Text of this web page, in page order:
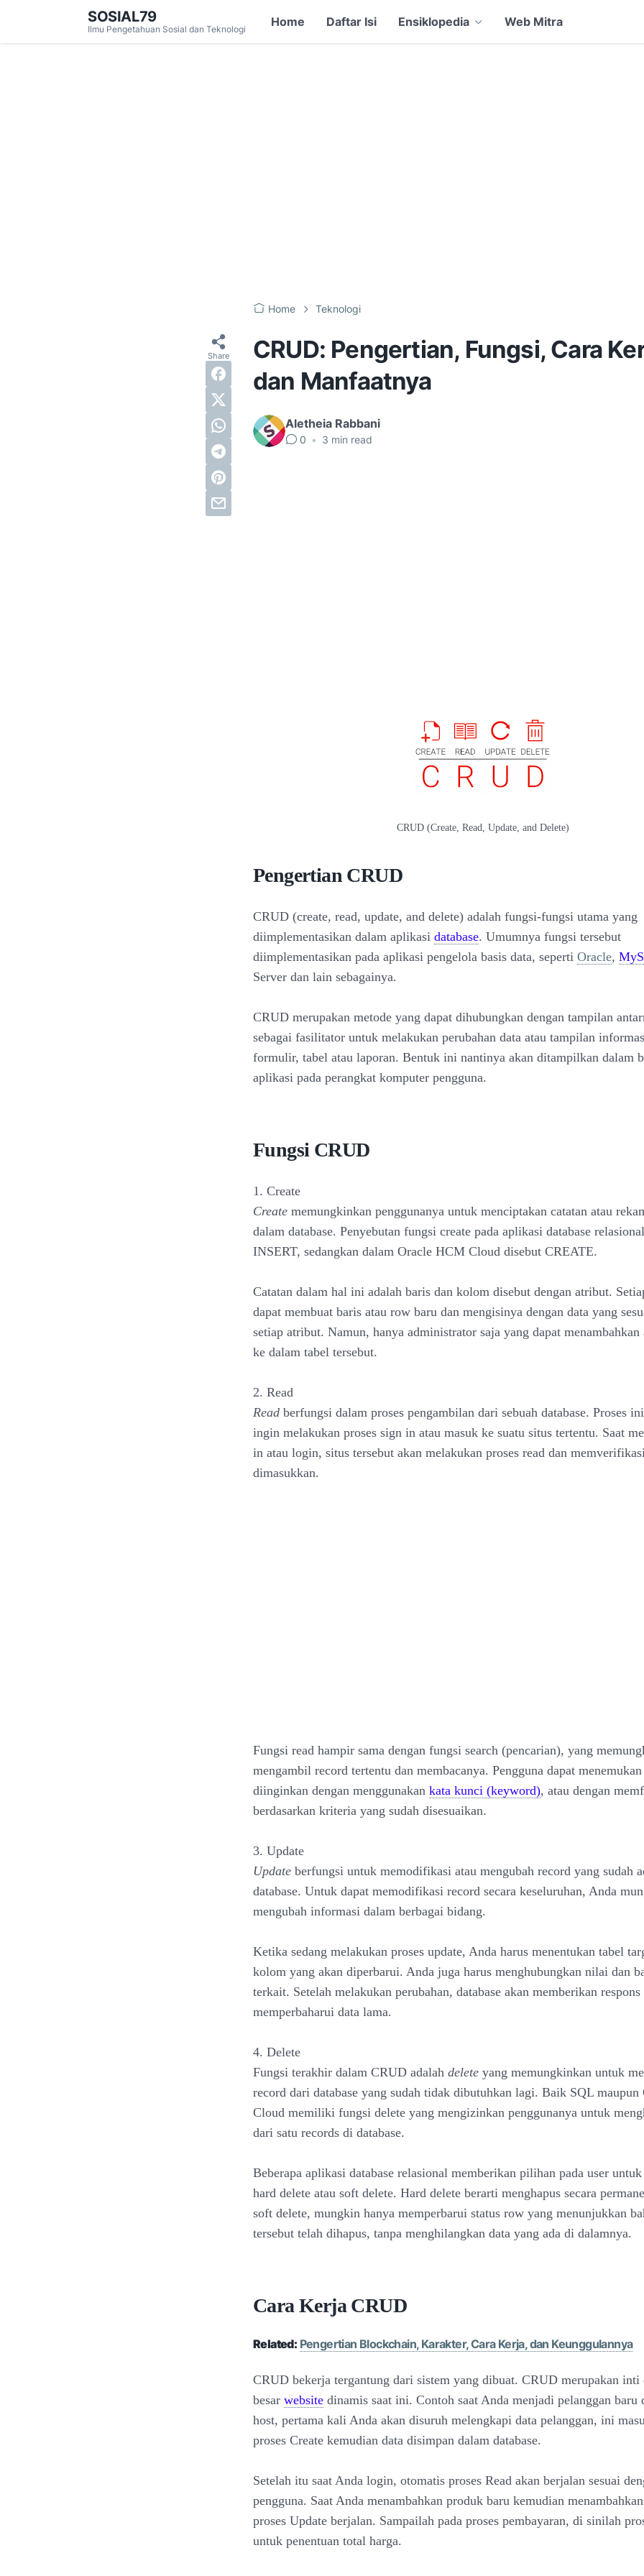
SOSIAL79
Ilmu Pengetahuan Sosial dan Teknologi
Home Daftar Isi Ensiklopedia Web Mitra
Home Teknologi
CRUD: Pengertian, Fungsi, Cara
dan Manfaatnya
Aletheia Rabbani
0 • 3 min read
CRUD (Create, Read, Update, and Delete)
Pengertian CRUD
CRUD (create, read, update, and delete) adalah fungsi-fungsi utama yang
diimplementasikan dalam aplikasi database. Umumnya fungsi tersebut
diimplementasikan pada aplikasi pengelola basis data, seperti Oracle,
Server dan lain sebagainya.
CRUD merupakan metode yang dapat dihubungkan dengan tampilan
sebagai fasilitator untuk melakukan perubahan data atau tampilan
formulir, tabel atau laporan. Bentuk ini nantinya akan ditampilkan dalam
aplikasi pada perangkat komputer pengguna.
Fungsi CRUD
1. Create
Create memungkinkan penggunanya untuk menciptakan catatan atau
dalam database. Penyebutan fungsi create pada aplikasi database relasional
INSERT, sedangkan dalam Oracle HCM Cloud disebut CREATE.
Catatan dalam hal ini adalah baris dan kolom disebut dengan atribut.
dapat membuat baris atau row baru dan mengisinya dengan data yang
setiap atribut. Namun, hanya administrator saja yang dapat
ke dalam tabel tersebut.
2. Read
Read berfungsi dalam proses pengambilan dari sebuah database. Proses
ingin melakukan proses sign in atau masuk ke suatu situs tertentu. Saat
in atau login, situs tersebut akan melakukan proses read dan
dimasukkan.
Fungsi read hampir sama dengan fungsi search (pencarian), yang
mengambil record tertentu dan membacanya. Pengguna dapat
diinginkan dengan menggunakan kata kunci (keyword), atau dengan
berdasarkan kriteria yang sudah disesuaikan.
3. Update
Update berfungsi untuk memodifikasi atau mengubah record yang sudah
database. Untuk dapat memodifikasi record secara keseluruhan, Anda
mengubah informasi dalam berbagai bidang.
Ketika sedang melakukan proses update, Anda harus menentukan tabel
kolom yang akan diperbarui. Anda juga harus menghubungkan nilai dan
terkait. Setelah melakukan perubahan, database akan memberikan respons
memperbaharui data lama.
4. Delete
Fungsi terakhir dalam CRUD adalah delete yang memungkinkan untuk
record dari database yang sudah tidak dibutuhkan lagi. Baik SQL
Cloud memiliki fungsi delete yang mengizinkan penggunanya untuk
dari satu records di database.
Beberapa aplikasi database relasional memberikan pilihan pada user
hard delete atau soft delete. Hard delete berarti menghapus secara
soft delete, mungkin hanya memperbarui status row yang menunjukkan
tersebut telah dihapus, tanpa menghilangkan data yang ada di dalamnya.
Cara Kerja CRUD
Related: Pengertian Blockchain, Karakter, Cara Kerja, dan Keunggulannya
CRUD bekerja tergantung dari sistem yang dibuat. CRUD merupakan inti
besar website dinamis saat ini. Contoh saat Anda menjadi pelanggan baru
host, pertama kali Anda akan disuruh melengkapi data pelanggan, ini
proses Create kemudian data disimpan dalam database.
Setelah itu saat Anda login, otomatis proses Read akan berjalan sesuai
pengguna. Saat Anda menambahkan produk baru kemudian
proses Update berjalan. Sampailah pada proses pembayaran, di sinilah
untuk penentuan total harga.